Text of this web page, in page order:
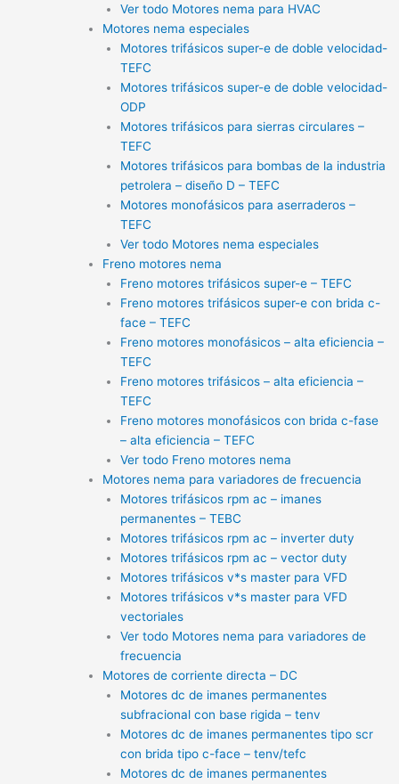
Ver todo Motores nema para HVAC
Motores nema especiales
Motores trifásicos super-e de doble velocidad-
TEFC
Motores trifásicos super-e de doble velocidad-
ODP
Motores trifásicos para sierras circulares –
TEFC
Motores trifásicos para bombas de la industria
petrolera – diseño D – TEFC
Motores monofásicos para aserraderos –
TEFC
Ver todo Motores nema especiales
Freno motores nema
Freno motores trifásicos super-e – TEFC
Freno motores trifásicos super-e con brida c-
face – TEFC
Freno motores monofásicos – alta eficiencia –
TEFC
Freno motores trifásicos – alta eficiencia –
TEFC
Freno motores monofásicos con brida c-fase
– alta eficiencia – TEFC
Ver todo Freno motores nema
Motores nema para variadores de frecuencia
Motores trifásicos rpm ac – imanes
permanentes – TEBC
Motores trifásicos rpm ac – inverter duty
Motores trifásicos rpm ac – vector duty
Motores trifásicos v*s master para VFD
Motores trifásicos v*s master para VFD
vectoriales
Ver todo Motores nema para variadores de
frecuencia
Motores de corriente directa – DC
Motores dc de imanes permanentes
subfracional con base rigida – tenv
Motores dc de imanes permanentes tipo scr
con brida tipo c-face – tenv/tefc
Motores dc de imanes permanentes